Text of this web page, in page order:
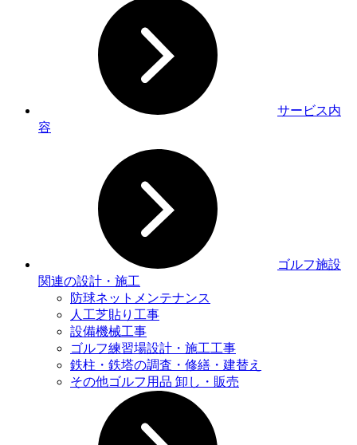
サービス内
容
ゴルフ施設
関連の設計・施工
防球ネットメンテナンス
人工芝貼り工事
設備機械工事
ゴルフ練習場設計・施工工事
鉄柱・鉄塔の調査・修繕・建替え
その他ゴルフ用品 卸し・販売